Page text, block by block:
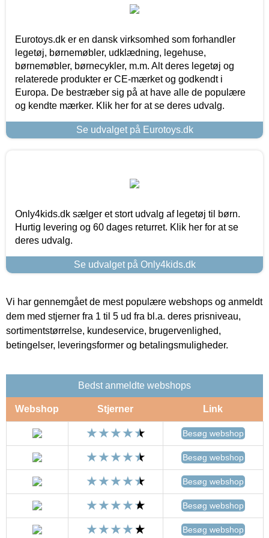
Eurotoys.dk er en dansk virksomhed som forhandler
legetøj, børnemøbler, udklædning, legehuse,
børnemøbler, børnecykler, m.m. Alt deres legetøj og
relaterede produkter er CE-mærket og godkendt i
Europa. De bestræber sig på at have alle de populære
og kendte mærker. Klik her for at se deres udvalg.
Se udvalget på Eurotoys.dk
Only4kids.dk sælger et stort udvalg af legetøj til børn.
Hurtig levering og 60 dages returret. Klik her for at se
deres udvalg.
Se udvalget på Only4kids.dk
Vi har gennemgået de mest populære webshops og anmeldt
dem med stjerner fra 1 til 5 ud fra bl.a. deres prisniveau,
sortimentstørrelse, kundeservice, brugervenlighed,
betingelser, leveringsformer og betalingsmuligheder.
Bedst anmeldte webshops
Webshop Stjerner Link
Besøg webshop
Besøg webshop
Besøg webshop
Besøg webshop
Besøg webshop